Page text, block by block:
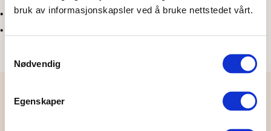
bruk av informasjonskapsler ved å bruke nettstedet vårt.
Nødvendig
Egenskaper
• Preus museum
• Løvøykapellet (middelalderkirke)